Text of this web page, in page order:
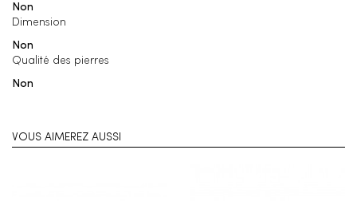
Non
Dimension
Non
Qualité des pierres
Non
VOUS AIMEREZ AUSSI